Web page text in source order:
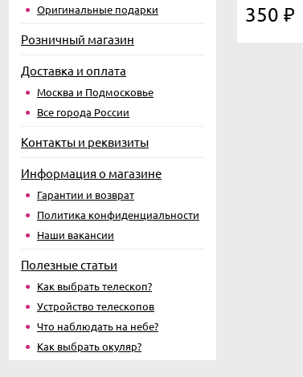
Оригинальные подарки
Розничный магазин
Доставка и оплата
Москва и Подмосковье
Все города России
Контакты и реквизиты
Информация о магазине
Гарантии и возврат
Политика конфиденциальности
Наши вакансии
Полезные статьи
Как выбрать телескоп?
Устройство телескопов
Что наблюдать на небе?
Как выбрать окуляр?
350 ₽